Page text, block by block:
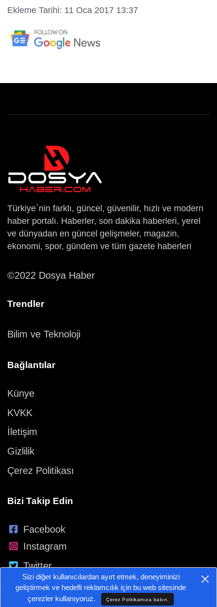
Ekleme Tarihi: 11 Oca 2017 13:37
Türkiye`nin farklı, güncel, güvenilir, hızlı ve modern
haber portalı. Haberler, son dakika haberleri, yerel
ve dünyadan en güncel gelişmeler, magazin,
ekonomi, spor, gündem ve tüm gazete haberleri
©2022 Dosya Haber
Trendler
Bilim ve Teknoloji
Bağlantılar
Künye
KVKK
İletişim
Gizlilik
Çerez Politikası
Bizi Takip Edin
Facebook
Instagram
Twitter
YouTube
Sizi diğer kullanıcılardan ayırt etmek, deneyiminizi
geliştirmek ve hedefli reklamcılık için bu web sitesinde
çerezler kullanıyoruz.
Çerez Politikamıza bakın.